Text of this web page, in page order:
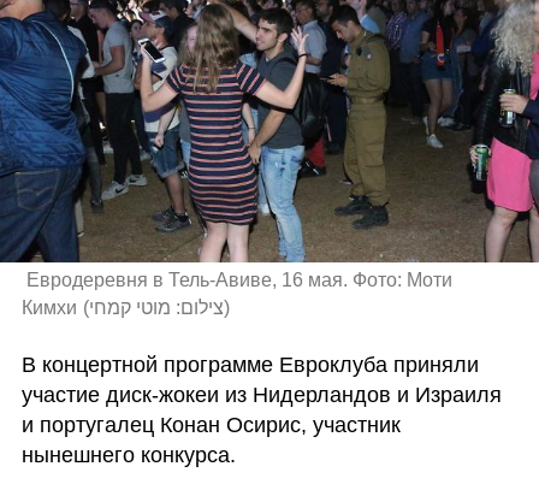
Кимхи (צילום: מוטי קמחי)
В концертной программе Евроклуба приняли
участие диск-жокеи из Нидерландов и Израиля
и португалец Конан Осирис, участник
нынешнего конкурса.